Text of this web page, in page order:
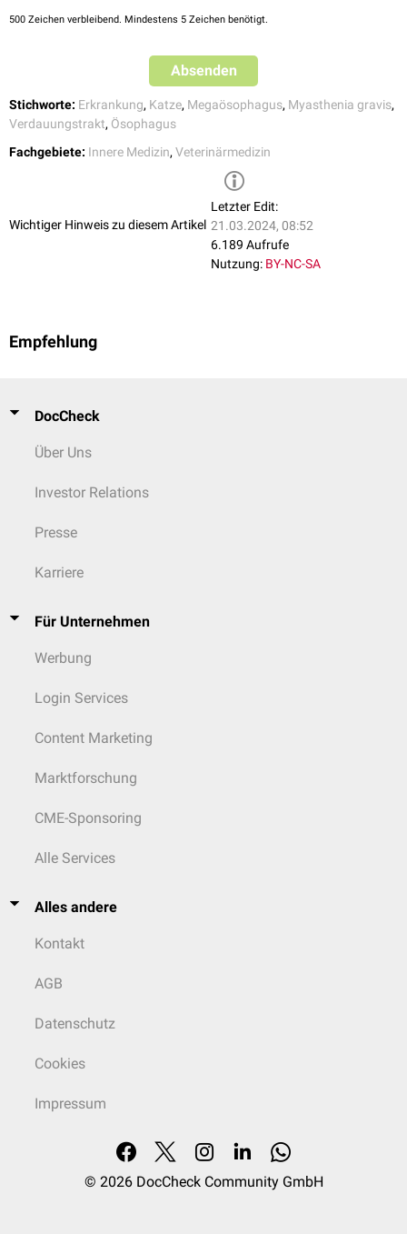
Dysfunktionen vorliegen)
500 Zeichen verbleibend. Mindestens 5 Zeichen benötigt.
Absenden
Stichworte: Erkrankung, Katze, Megaösophagus, Myasthenia gravis,
Verdauungstrakt, Ösophagus
Fachgebiete: Innere Medizin, Veterinärmedizin
Wichtiger Hinweis zu diesem Artikel
Letzter Edit:
21.03.2024, 08:52
6.189 Aufrufe
Nutzung: BY-NC-SA
Empfehlung
DocCheck
Über Uns
Investor Relations
Presse
Karriere
Für Unternehmen
Werbung
Login Services
Content Marketing
Marktforschung
CME-Sponsoring
Alle Services
Alles andere
Kontakt
AGB
Datenschutz
Cookies
Impressum
© 2026 DocCheck Community GmbH